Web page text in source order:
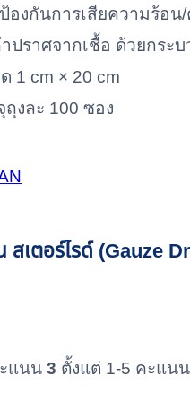
องกันการเสียความร้อ
ปราศจากเชื้อ ด้วยกระบ
1 cm × 20 cm
ถุงละ 100 ซอง
สเตอร์ไรด์ (Gauze
แนน 3 ตั้งแต่ 1-5 คะแนน